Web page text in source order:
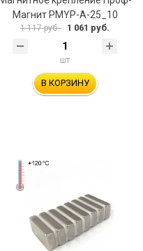
Магнит PMYP-A-25_10
1 117 руб. 1 061 руб.
шт
В КОРЗИНУ